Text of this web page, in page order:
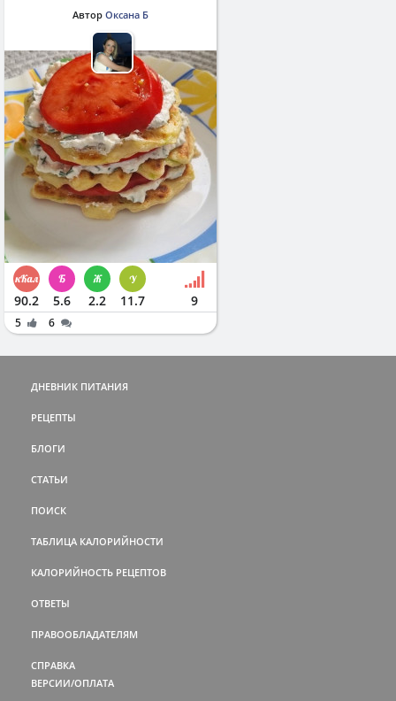
Автор Оксана Б
90.2 5.6 2.2 11.7 9
5 6
ДНЕВНИК ПИТАНИЯ
РЕЦЕПТЫ
БЛОГИ
СТАТЬИ
ПОИСК
ТАБЛИЦА КАЛОРИЙНОСТИ
КАЛОРИЙНОСТЬ РЕЦЕПТОВ
ОТВЕТЫ
ПРАВООБЛАДАТЕЛЯМ
СПРАВКА
ВЕРСИИ/ОПЛАТА